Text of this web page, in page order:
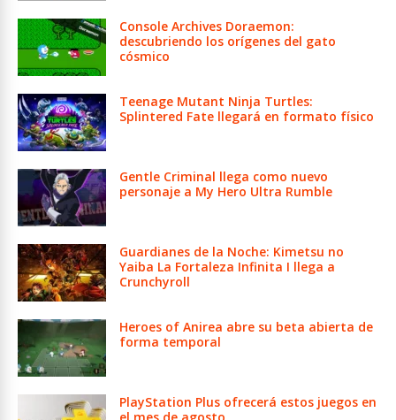
Console Archives Doraemon:
descubriendo los orígenes del gato
cósmico
Teenage Mutant Ninja Turtles:
Splintered Fate llegará en formato físico
Gentle Criminal llega como nuevo
personaje a My Hero Ultra Rumble
Guardianes de la Noche: Kimetsu no
Yaiba La Fortaleza Infinita I llega a
Crunchyroll
Heroes of Anirea abre su beta abierta de
forma temporal
PlayStation Plus ofrecerá estos juegos en
el mes de agosto